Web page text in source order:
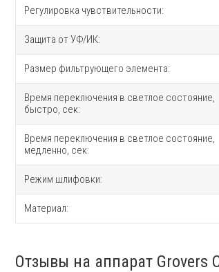
Регулировка чувствительности:
Защита от УФ/ИК:
Размер фильтрующего элемента:
Время переключения в светлое состояние,
быстро, сек:
Время переключения в светлое состояние,
медленно, сек:
Режим шлифовки:
Материал:
Отзывы на аппарат Grovers